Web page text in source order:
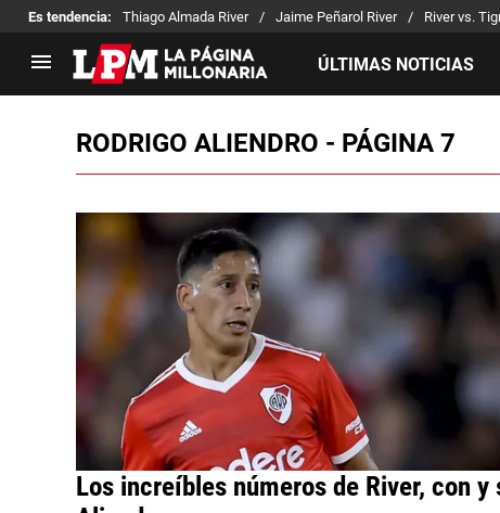
Es tendencia: Thiago Almada River Jaime Peñarol River River vs.
ÚLTIMAS NOTICIAS
LIGA PROFESIONAL
Fixture
Reserva
TORNEOS
Selección Argentina
RODRIGO ALIENDRO - PÁGINA 7
Los increíbles números de River, con y